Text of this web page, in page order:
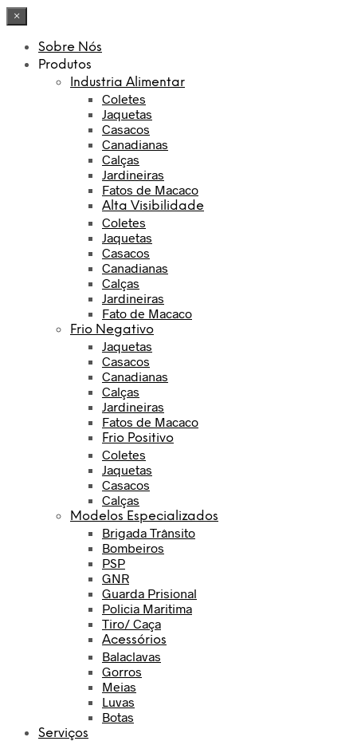
×
Sobre Nós
Produtos
Industria Alimentar
Coletes
Jaquetas
Casacos
Canadianas
Calças
Jardineiras
Fatos de Macaco
Alta Visibilidade
Coletes
Jaquetas
Casacos
Canadianas
Calças
Jardineiras
Fato de Macaco
Frio Negativo
Jaquetas
Casacos
Canadianas
Calças
Jardineiras
Fatos de Macaco
Frio Positivo
Coletes
Jaquetas
Casacos
Calças
Modelos Especializados
Brigada Trânsito
Bombeiros
PSP
GNR
Guarda Prisional
Policia Maritima
Tiro/ Caça
Acessórios
Balaclavas
Gorros
Meias
Luvas
Botas
Serviços